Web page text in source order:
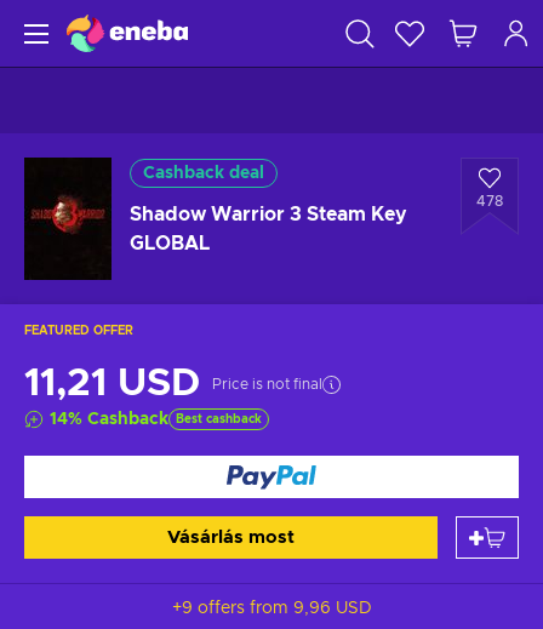
Cashback deal
Shadow Warrior 3 Steam Key
GLOBAL
478
FEATURED OFFER
11,21 USD Price is not final
14% Cashback Best cashback
Vásárlás most
+9 offers from 9,96 USD